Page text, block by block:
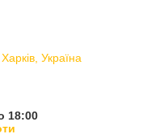
Україна
18:00